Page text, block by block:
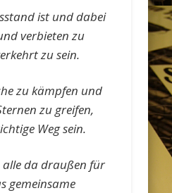
ist und dabei
verbieten zu
zu sein.
zu kämpfen und
zu greifen,
Weg sein.
alle da draußen für
gemeinsame